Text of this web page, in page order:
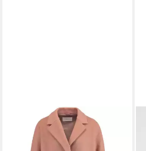
GERRY WEBERLangmantel
167,30 €
UVP 239,00 €